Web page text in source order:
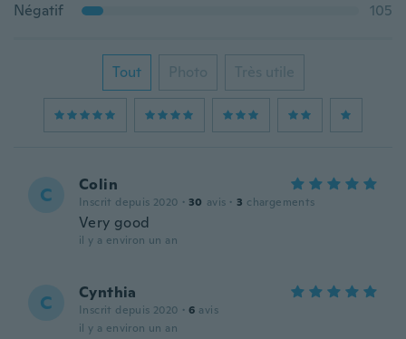
Négatif
105
Tout Photo Très utile
C Colin
Inscrit depuis 2020 · 30 avis · 3 chargements
Very good
il y a environ un an
C Cynthia
Inscrit depuis 2020 · 6 avis
il y a environ un an